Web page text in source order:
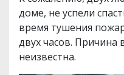
доме, не успели
время тушения
двух часов. Причина
неизвестна.